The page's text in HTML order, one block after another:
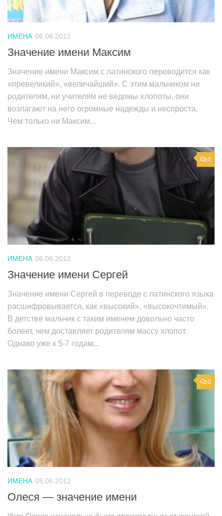
ИМЕНА 06.06.2012
Значение имени Максим
Значение имени Максим с латинского переводится как
«превеликий», «величайший». С этим мальчиком ни
родителям, ни учителям не ведомы хлопоты, они
возлагают на него огромные надежды и неспроста.
Чем только ни Максим...
0
ИМЕНА 06.06.2012
Значение имени Сергей
Значение имени Сергей в переводе с латинского языка
расшифровывается, как «высокий», «высокочтимый».
В детстве мальчик с таким именем довольно часто
болеет, чем доставляет родителям массу хлопот.
Однако уже к 5-7 годам...
0
ИМЕНА 05.06.2012
Олеся — значение имени